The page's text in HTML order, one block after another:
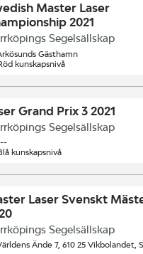
Master Laser
2021
Segelsällskap
Gästhamn
kunskapsnivå
Grand Prix 3 2021
Segelsällskap
kunskapsnivå
Laser Svenskt
Segelsällskap
Ände 7, 610 25 Vikbolandet,